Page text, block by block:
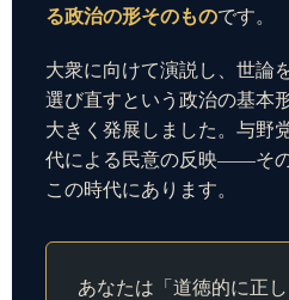
る政治の形そのものです。
大衆に向けて演説し、世論
選び直すという政治の基本
大きく発展しました。与野
代による民意の反映——その
この時代にあります。
あなたは「道徳的に正